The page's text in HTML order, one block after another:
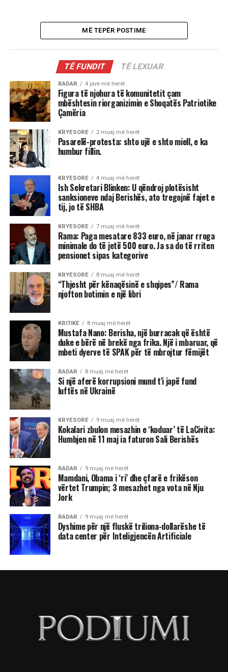
MË TEPËR POSTIME
TË FUNDIT TË LEXUAR
RADAR 4 javë më herët
Figura të njohura të komunitetit çam
mbështesin riorganizimin e Shoqatës Patriotike
Çamëria
KRYESORE 2 muaj më herët
Pasarelë-protesta: shto ujë e shto miell, e ka
humbur fillin.
KRYESORE 4 muaj më herët
Ish Sekretari Blinken: U qëndroj plotësisht
sanksioneve ndaj Berishës, ato tregojnë fajet e
tij, jo të SHBA
KRYESORE 7 muaj më herët
Rama: Paga mesatare 833 euro, në janar rroga
minimale do të jetë 500 euro. Ja sa do të rriten
pensionet sipas kategorive
KRYESORE 8 muaj më herët
“Thjesht për kënaqësinë e shqipes”/ Rama
njofton botimin e një libri
KRITIKE 8 muaj më herët
Mustafa Nano: Berisha, një burracak që është
duke e bërë në brekë nga frika. Një i mbaruar, që
mbeti dyerve të SPAK për të mbrojtur fëmijët
RADAR 8 muaj më herët
Si një aferë korrupsioni mund t’i japë fund
luftës në Ukrainë
KRYESORE 9 muaj më herët
Kokalari zbulon mesazhin e ‘koduar’ të LaCivita:
Humbjen në 11 maj ia faturon Sali Berishës
RADAR 9 muaj më herët
Mamdani, Obama i ‘ri’ dhe çfarë e frikëson
vërtet Trumpin; 3 mesazhet nga vota në Nju
Jork
RADAR 9 muaj më herët
Dyshime për një fluskë triliona-dollarëshe të
data center për Inteligjencën Artificiale